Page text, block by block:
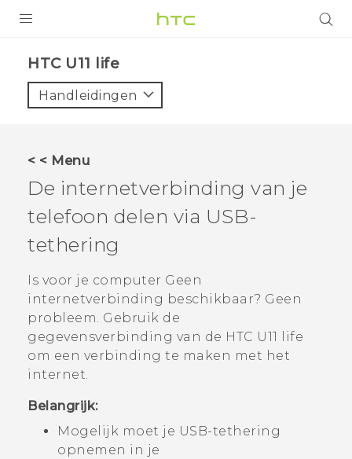
VIVE
AANBIEDINGEN
HTC Club
SUPPORT
HTC-apparaten & -accessoires
VIVERSE
Aanmelden
HTC U11 life‎
Handleidingen
< < Menu
De internetverbinding van je
telefoon delen via USB-
tethering
Is voor je computer Geen
internetverbinding beschikbaar? Geen
probleem. Gebruik de
gegevensverbinding van de HTC U11 life
om een verbinding te maken met het
internet.
Belangrijk:
Mogelijk moet je USB-tethering
opnemen in je